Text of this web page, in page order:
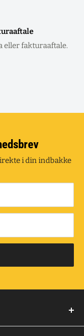
eller fakturaaftale.
i din indbakke